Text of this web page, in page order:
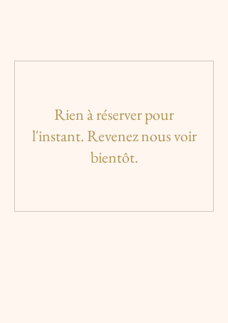
Rien à réserver pour
l'instant. Revenez nous voir
bientôt.